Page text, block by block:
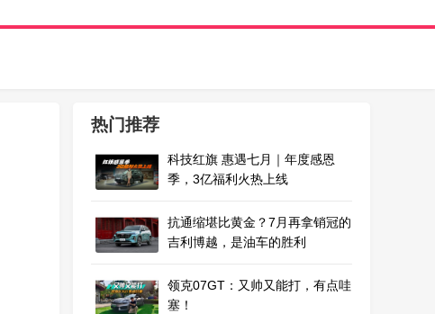
热门推荐
科技红旗 惠遇七月｜年度感恩
季，3亿福利火热上线
抗通缩堪比黄金？7月再拿销冠的
吉利博越，是油车的胜利
领克07GT：又帅又能打，有点哇
塞！